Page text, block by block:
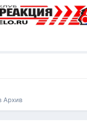
Архив